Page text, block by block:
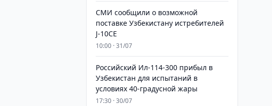
СМИ сообщили о возможной
поставке Узбекистану истребителей
J-10CE
10:00 · 31/07
Российский Ил-114-300 прибыл в
Узбекистан для испытаний в
условиях 40-градусной жары
17:30 · 30/07